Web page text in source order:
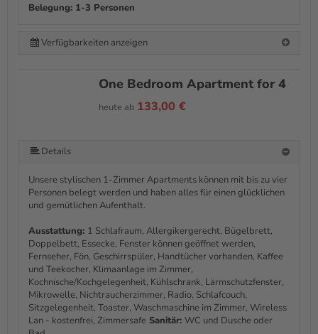
Belegung: 1-3 Personen
Verfügbarkeiten anzeigen
One Bedroom Apartment for 4
heute ab 133,00 €
Details
Unsere stylischen 1-Zimmer Apartments können mit bis zu vier
Personen belegt werden und haben alles für einen glücklichen
und gemütlichen Aufenthalt.
Ausstattung: 1 Schlafraum, Allergikergerecht, Bügelbrett,
Doppelbett, Essecke, Fenster können geöffnet werden,
Fernseher, Fön, Geschirrspüler, Handtücher vorhanden, Kaffee
und Teekocher, Klimaanlage im Zimmer,
Kochnische/Kochgelegenheit, Kühlschrank, Lärmschutzfenster,
Mikrowelle, Nichtraucherzimmer, Radio, Schlafcouch,
Sitzgelegenheit, Toaster, Waschmaschine im Zimmer, Wireless
Lan - kostenfrei, Zimmersafe Sanitär: WC und Dusche oder